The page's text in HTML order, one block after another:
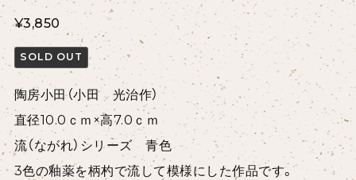
¥3,850
SOLD OUT
陶房小田（小田 光治作）
直径10.0ｃｍ×高7.0ｃｍ
流（ながれ）シリーズ 青色
3色の釉薬を柄杓で流して模様にした作品です。